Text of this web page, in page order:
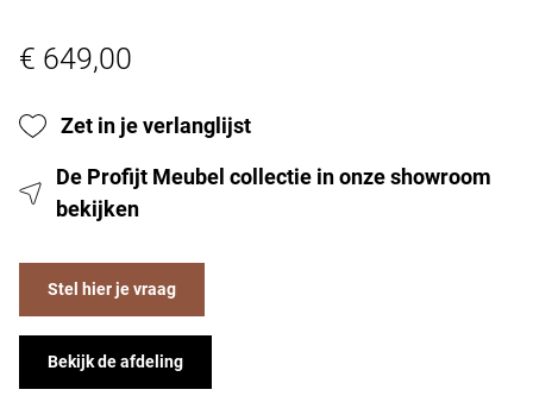
€ 649,00
Zet in je verlanglijst
De Profijt Meubel collectie in onze showroom
bekijken
Stel hier je vraag
Bekijk de afdeling